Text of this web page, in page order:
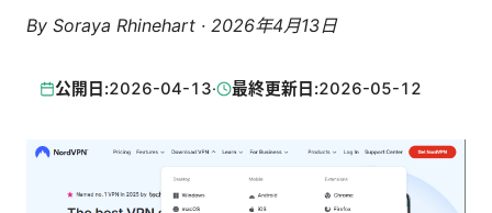
By Soraya Rhinehart · 2026年4月13日
公開日:2026-04-13· 最終更新日:2026-05-12